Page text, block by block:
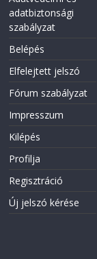
adatbiztonsági
szabályzat
Belépés
Elfelejtett jelszó
Fórum szabályzat
Impresszum
Kilépés
Profilja
Regisztráció
Új jelszó kérése